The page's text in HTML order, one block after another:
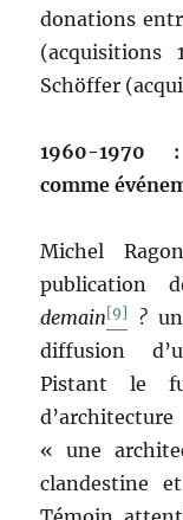
donations
Schöffer
1960-1970
comme
Michel
publication
demain[9] ?
diffusion
Pistant le
« une
clandestine